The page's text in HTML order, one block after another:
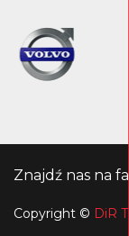
Znajdź nas na
Copyright © DiR